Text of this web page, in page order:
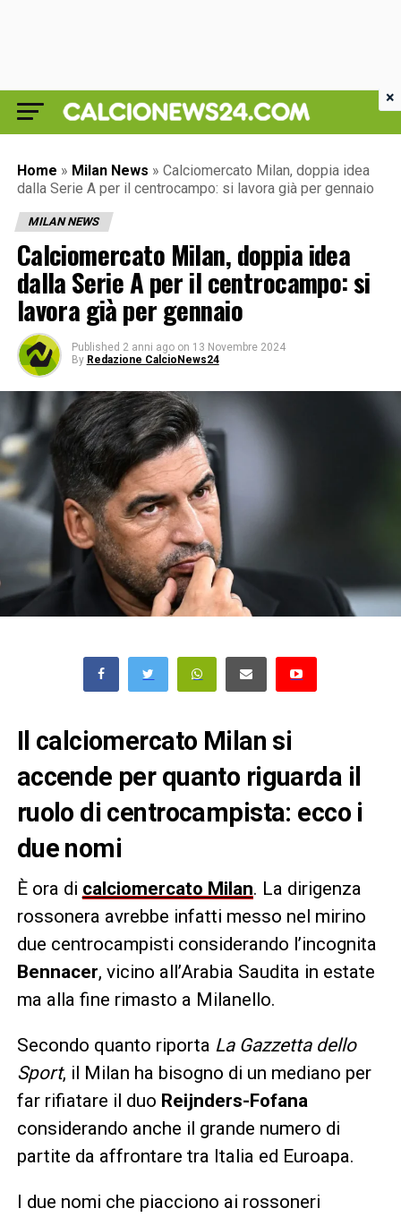
Home » Milan News » Calciomercato Milan, doppia idea
dalla Serie A per il centrocampo: si lavora già per gennaio
MILAN NEWS
Calciomercato Milan, doppia idea
dalla Serie A per il centrocampo: si
lavora già per gennaio
Published 2 anni ago on 13 Novembre 2024
By Redazione CalcioNews24
Il calciomercato Milan si
accende per quanto riguarda il
ruolo di centrocampista: ecco i
due nomi
È ora di calciomercato Milan. La dirigenza
rossonera avrebbe infatti messo nel mirino
due centrocampisti considerando l’incognita
Bennacer, vicino all’Arabia Saudita in estate
ma alla fine rimasto a Milanello.
Secondo quanto riporta La Gazzetta dello
Sport, il Milan ha bisogno di un mediano per
far rifiatare il duo Reijnders-Fofana
considerando anche il grande numero di
partite da affrontare tra Italia ed Euroapa.
I due nomi che piacciono ai rossoneri
×